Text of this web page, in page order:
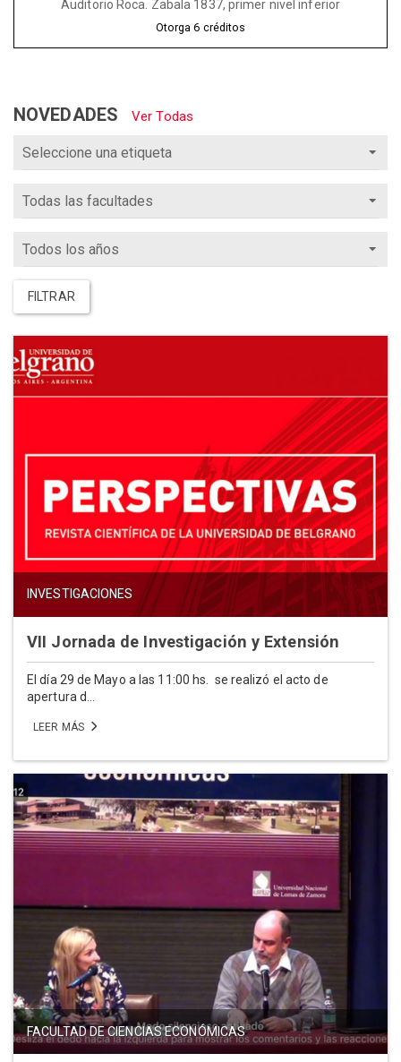
Auditorio Roca. Zabala 1837, primer nivel inferior
Otorga6 créditos
NOVEDADES Ver Todas
FILTRAR
INVESTIGACIONES
VII Jornada de Investigación y Extensión
El día 29 de Mayo a las 11:00 hs. se realizó el acto de
apertura d...
LEER MÁS
FACULTAD DE CIENCIAS ECONÓMICAS